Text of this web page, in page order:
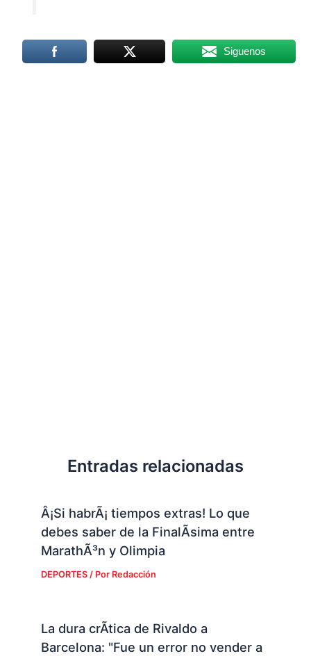
Siguenos
Entradas relacionadas
Â¡Si habrÃ¡ tiempos extras! Lo que
debes saber de la FinalÃ­sima entre
MarathÃ³n y Olimpia
DEPORTES/ Por Redacción
La dura crÃ­tica de Rivaldo a
Barcelona: "Fue un error no vender a